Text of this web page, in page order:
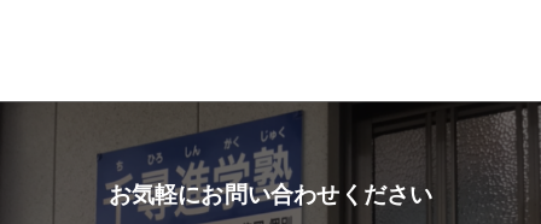
お気軽にお問い合わせください